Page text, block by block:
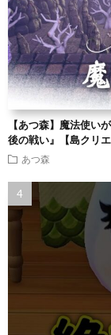
【あつ森】魔法使い
後の戦い』【島クリ
あつ森